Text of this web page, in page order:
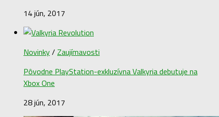
14 jún, 2017
Novinky/ Zaujímavosti
Pôvodne PlayStation-exkluzívna Valkyria debutuje na
Xbox One
28 jún, 2017